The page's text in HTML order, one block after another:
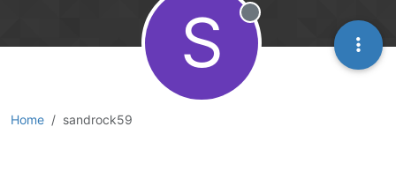
Home sandrock59
S Offline